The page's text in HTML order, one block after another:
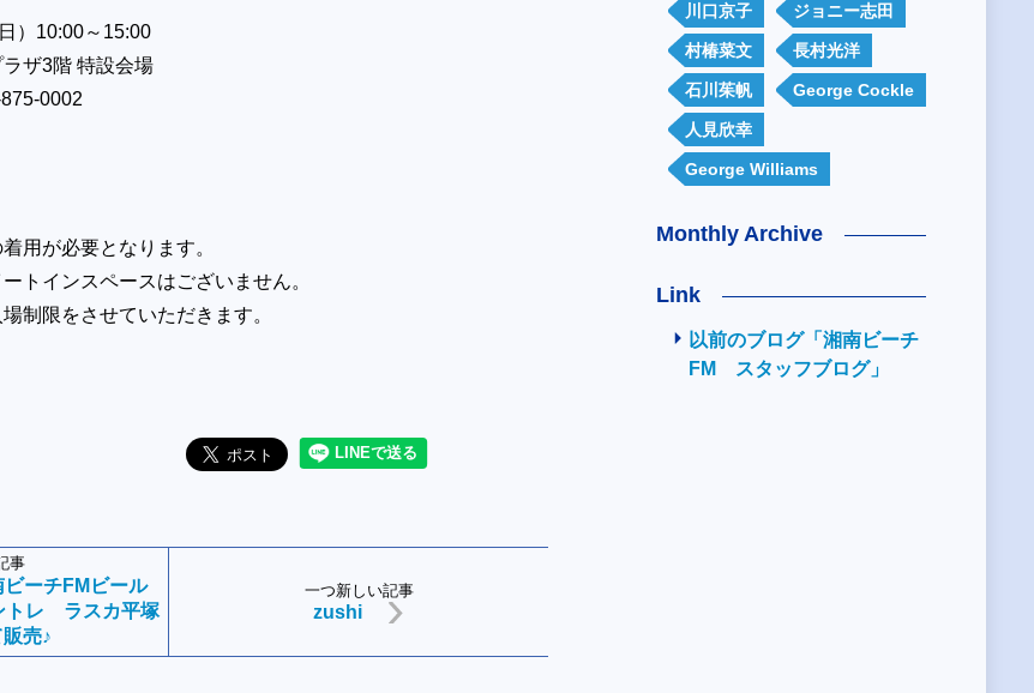
）10:00～15:00
ザ3階 特設会場
0002
用が必要となります。
トインスペースはございません。
制限をさせていただきます。
事
ビーチFMビール
レ ラスカ平塚
売♪
一つ新しい記事
zushi
川口京子 ジョニー志田
村椿菜文 長村光洋
石川茱帆 George Cockle
人見欣幸
George Williams
Monthly Archive
Link
以前のブログ「湘南ビーチ
FM スタッフブログ」